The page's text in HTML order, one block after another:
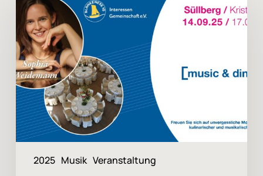
2025 Musik Veranstaltung
Classic
Event
2025